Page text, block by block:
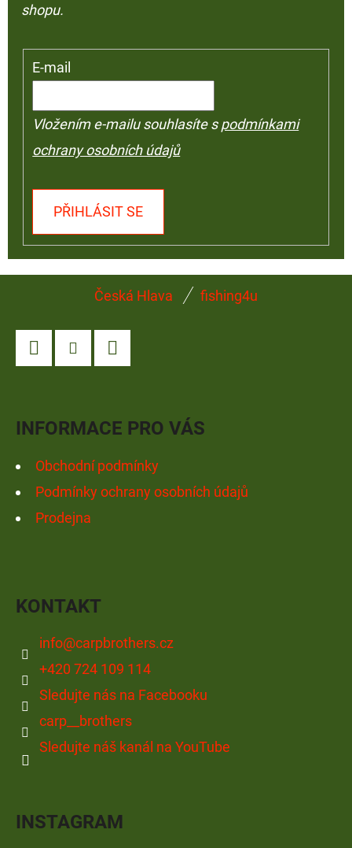
shopu.
E-mail
Vložením e-mailu souhlasíte spodmínkami
ochrany osobních údajů
PŘIHLÁSIT SE
Česká Hlava fishing4u
INFORMACE PRO VÁS
Obchodní podmínky
Podmínky ochrany osobních údajů
Prodejna
KONTAKT
info@carpbrothers.cz
+420 724 109 114
Sledujte nás na Facebooku
carp__brothers
Sledujte náš kanál na YouTube
INSTAGRAM